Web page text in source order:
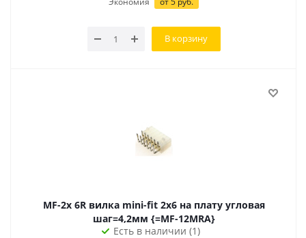
В корзину
MF-2x 6R вилка mini-fit 2х6 на плату угловая
шаг=4,2мм {=MF-12MRA}
Есть в наличии (1)